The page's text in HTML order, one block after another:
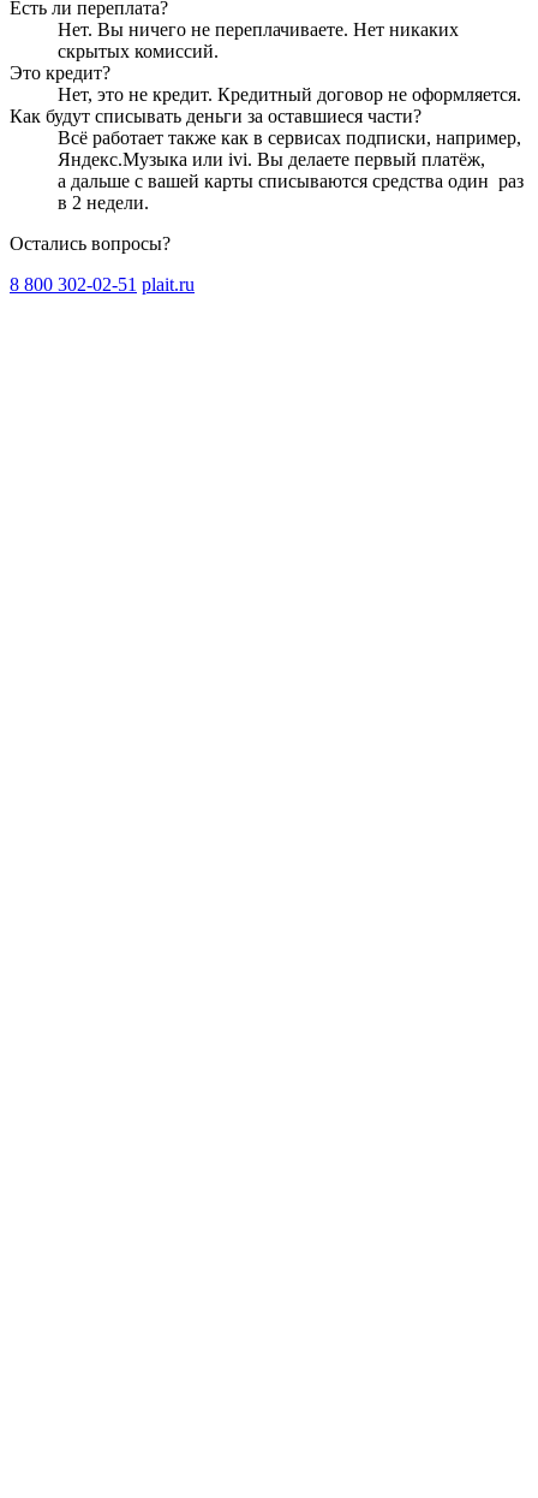
Есть ли переплата?
Нет. Вы ничего не переплачиваете. Нет никаких
скрытых комиссий.
Это кредит?
Нет, это не кредит. Кредитный договор не оформляется.
Как будут списывать деньги за оставшиеся части?
Всё работает также как в сервисах подписки, например,
Яндекс.Музыка или ivi. Вы делаете первый платёж,
а дальше с вашей карты списываются средства один раз
в 2 недели.
Остались вопросы?
8 800 302-02-51 plait.ru